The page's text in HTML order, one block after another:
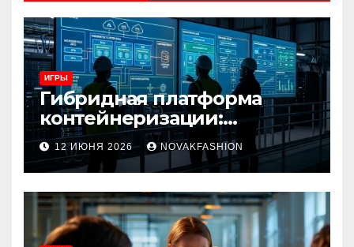
ИГРЫ
Гибридная платформа
контейнеризации:
архитектура, особенности
и сценарии использования
12 ИЮНЯ 2026 NOVAKFASHION